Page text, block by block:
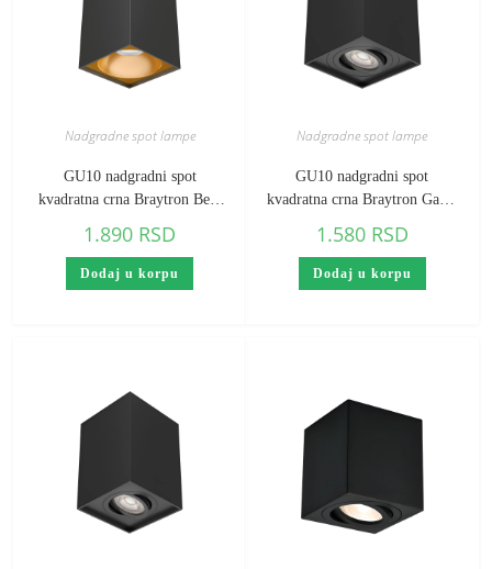
Nadgradne spot lampe
GU10 nadgradni spot
kvadratna crna Braytron Beta
1.890 RSD
Dodaj u korpu
Nadgradne spot lampe
GU10 nadgradni spot
kvadratna crna Braytron Gama
1.580 RSD
Dodaj u korpu